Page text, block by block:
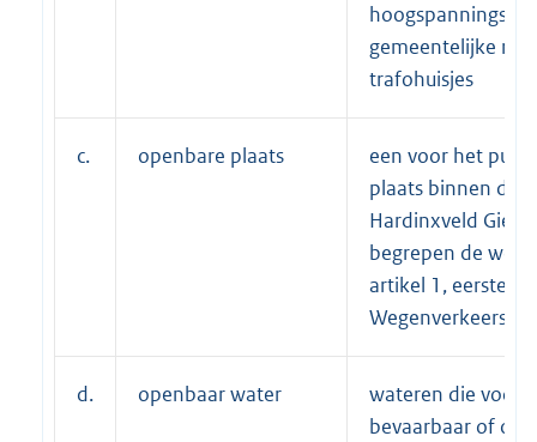
gemeentelijke
trafohuisjes
c. openbare plaats
een voor het
plaats binnen de
Hardinxveld
begrepen de weg
artikel 1, eerste
d. openbaar water
wateren die voor
bevaarbaar of op